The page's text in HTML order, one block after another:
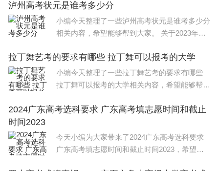
泸州高考状元是谁考多少分
小编今天整理了一些泸州高考状元是谁考多少分
相关内容，希望能够帮到大家。 关于2023年平
学以总分626分，数学143分的优异成绩勇夺202
3年平陆县高考
拉丁舞艺考的要求有哪些 拉丁舞可以报考的大学
小编今天整理了一些拉丁舞艺考的要求有哪些
拉丁舞可以报考的大学相关内容，希望能够帮到
考来的，不同省份略有差异。考试内同基本上分
2024广东高考选科要求 广东高考填志愿时间和截止
时间2023
今天小编为大家带来了2024广东高考选科要求
广东高考填志愿时间和截止时间2023，希望能